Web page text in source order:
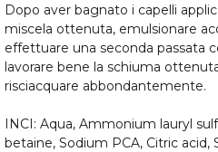
Dopo aver bagnato i capelli
miscela ottenuta, emulsionare
effettuare una seconda passata
lavorare bene la schiuma
risciacquare abbondantemente.
INCI: Aqua, Ammonium lauryl
betaine, Sodium PCA, Citric acid,